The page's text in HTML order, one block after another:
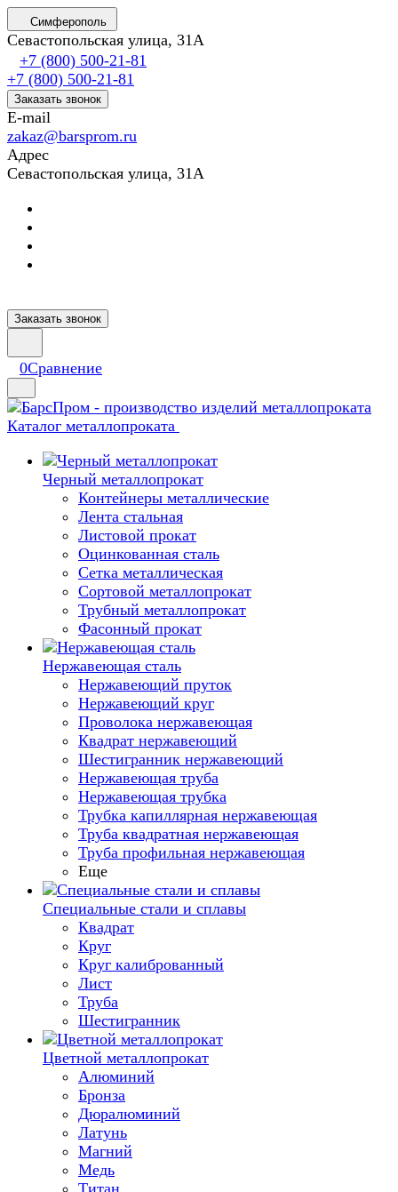
Симферополь
Севастопольская улица, 31А
+7 (800) 500-21-81
+7 (800) 500-21-81
Заказать звонок
E-mail
zakaz@barsprom.ru
Адрес
Севастопольская улица, 31А
Заказать звонок
0Сравнение
Каталог металлопроката
Черный металлопрокат
Контейнеры металлические
Лента стальная
Листовой прокат
Оцинкованная сталь
Сетка металлическая
Сортовой металлопрокат
Трубный металлопрокат
Фасонный прокат
Нержавеющая сталь
Нержавеющий пруток
Нержавеющий круг
Проволока нержавеющая
Квадрат нержавеющий
Шестигранник нержавеющий
Нержавеющая труба
Нержавеющая трубка
Трубка капиллярная нержавеющая
Труба квадратная нержавеющая
Труба профильная нержавеющая
Еще
Специальные стали и сплавы
Квадрат
Круг
Круг калиброванный
Лист
Труба
Шестигранник
Цветной металлопрокат
Алюминий
Бронза
Дюралюминий
Латунь
Магний
Медь
Титан